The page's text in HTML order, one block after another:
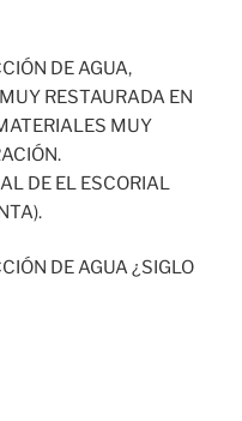
DE AGUA,
RESTAURADA EN
MUY
DE EL ESCORIAL
DE AGUA ¿SIGLO